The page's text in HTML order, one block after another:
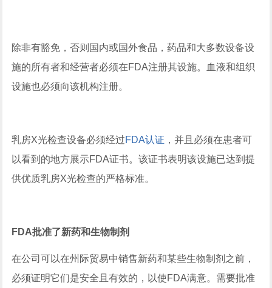
除非有豁免，否则国内或国外食品，药品和大多数设备设
施的所有者和经营者必须在FDA注册其设施。血液和组织
设施也必须向该机构注册。
乳房X光检查设备必须经过FDA认证 ，并且必须在患者可
以看到的地方展示FDA证书。该证书表明该设施已达到提
供优质乳房X光检查的严格标准。
FDA批准了新药和生物制剂
在公司可以在州际贸易中销售新药和某些生物制剂之前，
必须证明它们是安全且有效的，以使FDA满意。需要批准